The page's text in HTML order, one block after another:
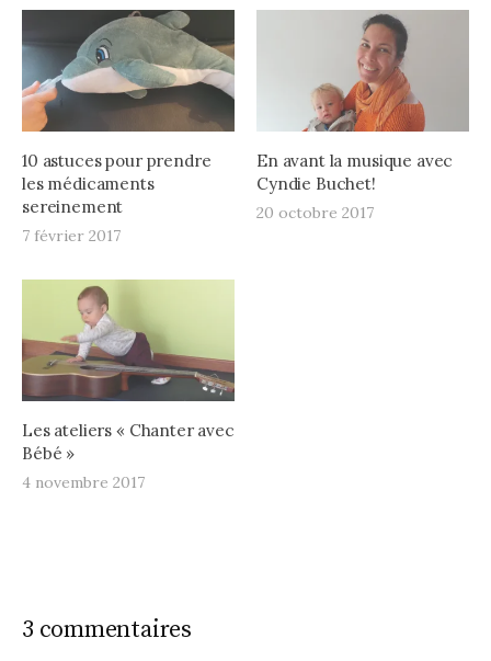
10 astuces pour prendre
les médicaments
sereinement
7 février 2017
En avant la musique avec
Cyndie Buchet!
20 octobre 2017
Les ateliers « Chanter avec
Bébé »
4 novembre 2017
3 commentaires